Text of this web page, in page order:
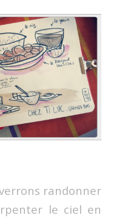
randonner
le ciel en